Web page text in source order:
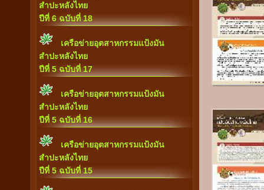
สำปะหลังไทย
ปีที่ 6 ฉบับที่ 18
เครือข่ายอุตสาหกรรมแป้งมัน
สำปะหลังไทย
ปีที่ 5 ฉบับที่ 17
เครือข่ายอุตสาหกรรมแป้งมัน
สำปะหลังไทย
ปีที่ 5 ฉบับที่ 16
เครือข่ายอุตสาหกรรมแป้งมัน
สำปะหลังไทย
ปีที่ 5 ฉบับที่ 15